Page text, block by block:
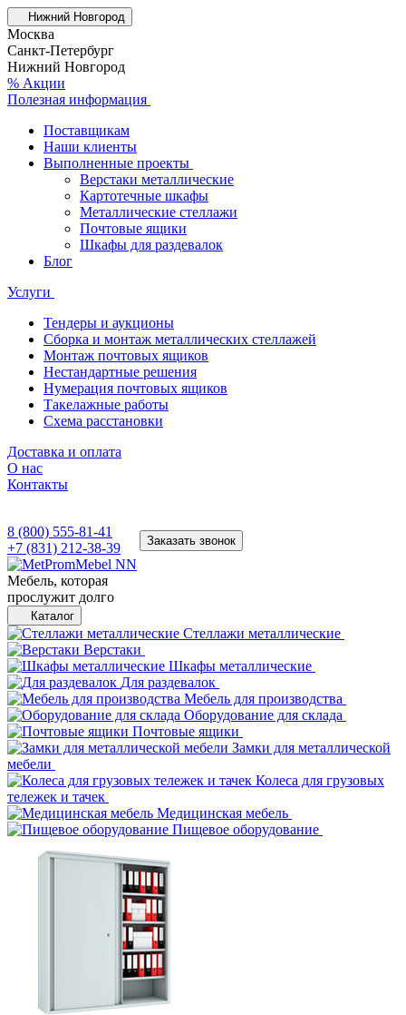
Нижний Новгород
Москва
Санкт-Петербург
Нижний Новгород
% Акции
Полезная информация
Поставщикам
Наши клиенты
Выполненные проекты
Верстаки металлические
Картотечные шкафы
Металлические стеллажи
Почтовые ящики
Шкафы для раздевалок
Блог
Услуги
Тендеры и аукционы
Сборка и монтаж металлических стеллажей
Монтаж почтовых ящиков
Нестандартные решения
Нумерация почтовых ящиков
Такелажные работы
Схема расстановки
Доставка и оплата
О нас
Контакты
8 (800) 555-81-41
+7 (831) 212-38-39
Заказать звонок
Мебель, которая
прослужит долго
Каталог
Стеллажи металлические
Верстаки
Шкафы металлические
Для раздевалок
Мебель для производства
Оборудование для склада
Почтовые ящики
Замки для металлической
мебели
Колеса для грузовых
тележек и тачек
Медицинская мебель
Пищевое оборудование